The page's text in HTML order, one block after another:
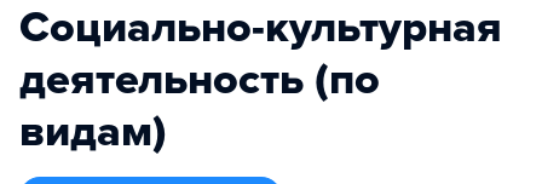
Социально-культурная
деятельность (по
видам)